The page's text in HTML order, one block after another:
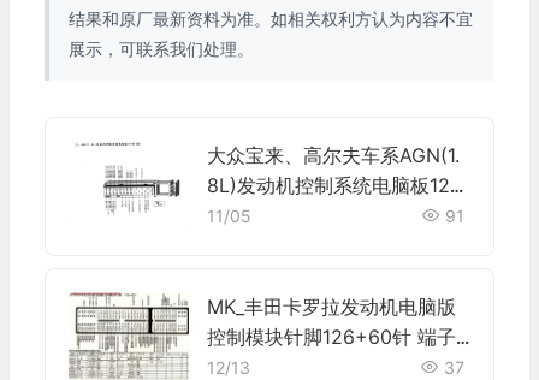
结果和原厂最新资料为准。如相关权利方认为内容不宜
展示，可联系我们处理。
大众宝来、高尔夫车系AGN(1.
8L)发动机控制系统电脑板121
针(续)端子
11/05 91
MK_丰田卡罗拉发动机电脑版
控制模块针脚126+60针 端子
图
12/13 37